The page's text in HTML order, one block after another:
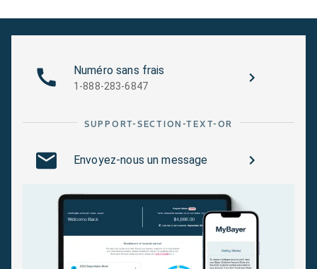
Numéro sans frais
1-888-283-6847
SUPPORT-SECTION-TEXT-OR
Envoyez-nous un message